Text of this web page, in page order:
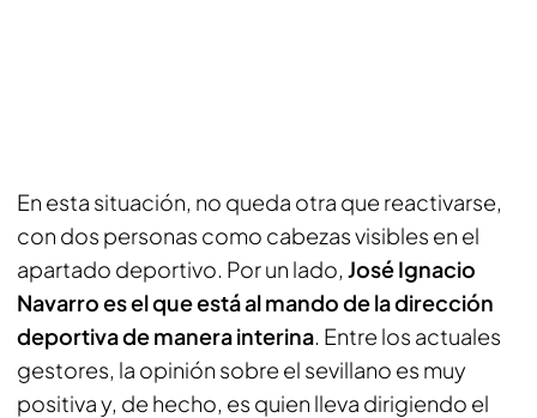
En esta situación, no queda otra que reactivarse,
con dos personas como cabezas visibles en el
apartado deportivo. Por un lado, José Ignacio
Navarro es el que está al mando de la dirección
deportiva de manera interina. Entre los actuales
gestores, la opinión sobre el sevillano es muy
positiva y, de hecho, es quien lleva dirigiendo el